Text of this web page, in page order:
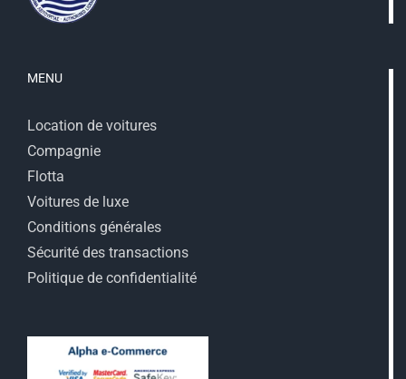
MENU
Location de voitures
Compagnie
Flotta
Voitures de luxe
Conditions générales
Sécurité des transactions
Politique de confidentialité